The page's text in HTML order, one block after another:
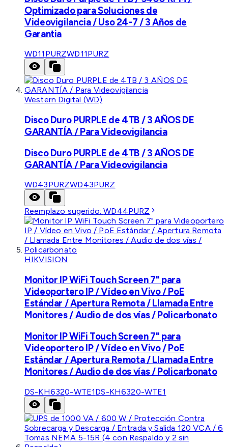
Optimizado para Soluciones de
Videovigilancia / Uso 24-7 / 3 Años de
Garantia
WD11PURZWD11PURZ
Western Digital (WD)
Disco Duro PURPLE de 4TB / 3 AÑOS DE
GARANTÍA / Para Videovigilancia
Disco Duro PURPLE de 4TB / 3 AÑOS DE
GARANTÍA / Para Videovigilancia
WD43PURZWD43PURZ
Reemplazo sugerido:WD44PURZ
HIKVISION
Monitor IP WiFi Touch Screen 7" para
Videoportero IP / Vídeo en Vivo / PoE
Estándar / Apertura Remota / Llamada Entre
Monitores / Audio de dos vías / Policarbonato
Monitor IP WiFi Touch Screen 7" para
Videoportero IP / Vídeo en Vivo / PoE
Estándar / Apertura Remota / Llamada Entre
Monitores / Audio de dos vías / Policarbonato
DS-KH6320-WTE1DS-KH6320-WTE1